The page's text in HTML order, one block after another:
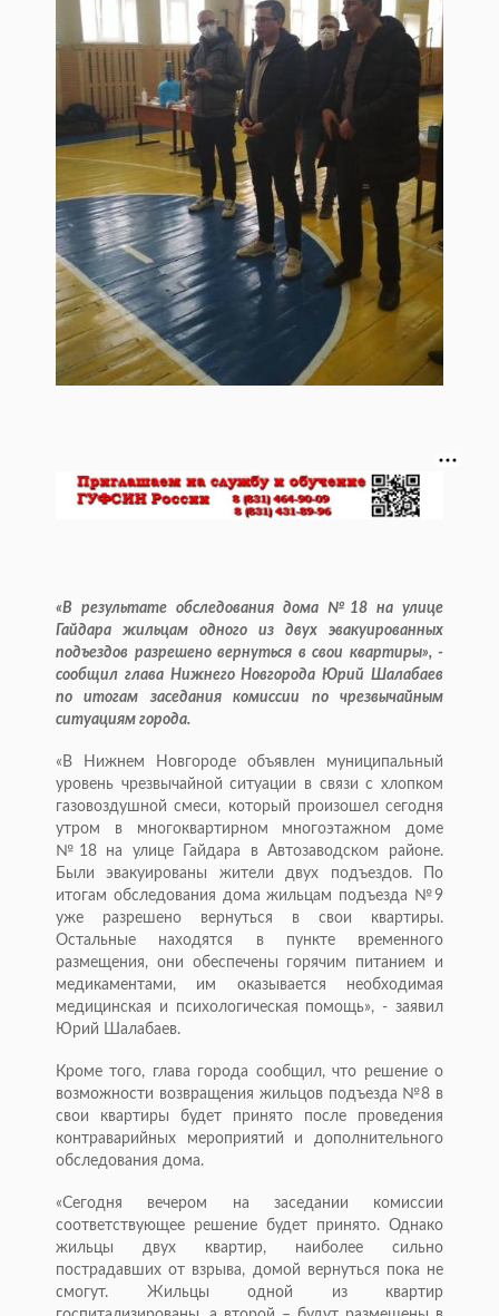
«В результате обследования дома №18 на улице
Гайдара жильцам одного из двух эвакуированных
подъездов разрешено вернуться в свои квартиры», -
сообщил глава Нижнего Новгорода Юрий Шалабаев
по итогам заседания комиссии по чрезвычайным
ситуациям города.
«В Нижнем Новгороде объявлен муниципальный
уровень чрезвычайной ситуации в связи с хлопком
газовоздушной смеси, который произошел сегодня
утром в многоквартирном многоэтажном доме
№18 на улице Гайдара в Автозаводском районе.
Были эвакуированы жители двух подъездов. По
итогам обследования дома жильцам подъезда №9
уже разрешено вернуться в свои квартиры.
Остальные находятся в пункте временного
размещения, они обеспечены горячим питанием и
медикаментами, им оказывается необходимая
медицинская и психологическая помощь», - заявил
Юрий Шалабаев.
Кроме того, глава города сообщил, что решение о
возможности возвращения жильцов подъезда №8 в
свои квартиры будет принято после проведения
контраварийных мероприятий и дополнительного
обследования дома.
«Сегодня вечером на заседании комиссии
соответствующее решение будет принято. Однако
жильцы двух квартир, наиболее сильно
пострадавших от взрыва, домой вернуться пока не
смогут. Жильцы одной из квартир